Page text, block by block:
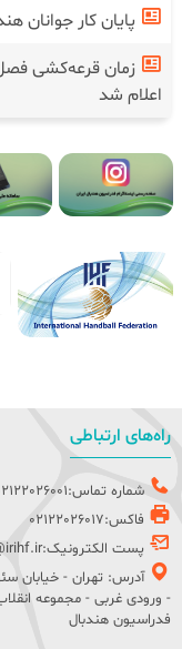
پایان کار جوانان
زمان قرعه‌کشی
اعلام شد
راه‌های ارتباطی
شماره تماس:02122026001
فاکس:02122026017
پست الکترونیک:info@irihf.ir
آدرس: تهران - خیابان
- ورودی غربی - مجموعه
فدراسیون هندبال